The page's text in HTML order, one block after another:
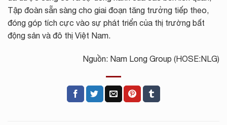
Tập đoàn sẵn sàng cho giai đoạn tăng trưởng tiếp theo,
đóng góp tích cực vào sự phát triển của thị trường bất
động sản và đô thị Việt Nam.
Nguồn: Nam Long Group (HOSE:NLG)